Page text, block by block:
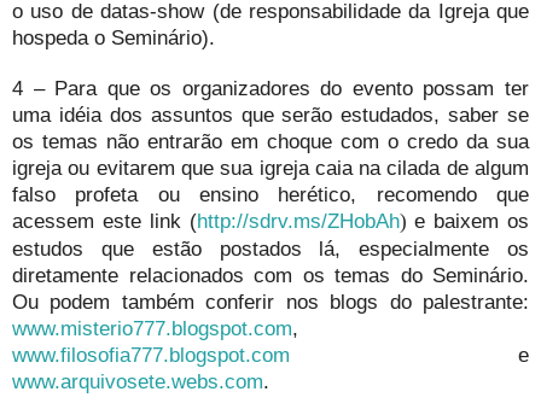
o uso de datas-show (de responsabilidade da Igreja que
hospeda o Seminário).
4 – Para que os organizadores do evento possam ter
uma idéia dos assuntos que serão estudados, saber se
os temas não entrarão em choque com o credo da sua
igreja ou evitarem que sua igreja caia na cilada de algum
falso profeta ou ensino herético, recomendo que
acessem este link (http://sdrv.ms/ZHobAh) e baixem os
estudos que estão postados lá, especialmente os
diretamente relacionados com os temas do Seminário.
Ou podem também conferir nos blogs do palestrante:
www.misterio777.blogspot.com,
www.filosofia777.blogspot.com e
www.arquivosete.webs.com.